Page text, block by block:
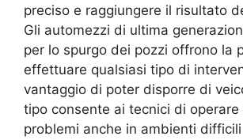
preciso e raggiungere il risultato
Gli automezzi di ultima
per lo spurgo dei pozzi offrono la
effettuare qualsiasi tipo di
vantaggio di poter disporre di
tipo consente ai tecnici di operare
problemi anche in ambienti